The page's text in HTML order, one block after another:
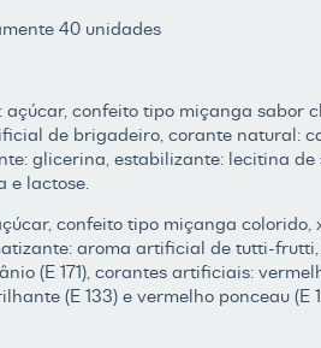
40 unidades
confeito tipo miçanga sabor
de brigadeiro, corante natural:
glicerina, estabilizante: lecitina
e lactose.
confeito tipo miçanga colorido,
aroma artificial de tutti-
(E 171), corantes artificiais:
(E 133) e vermelho ponceau